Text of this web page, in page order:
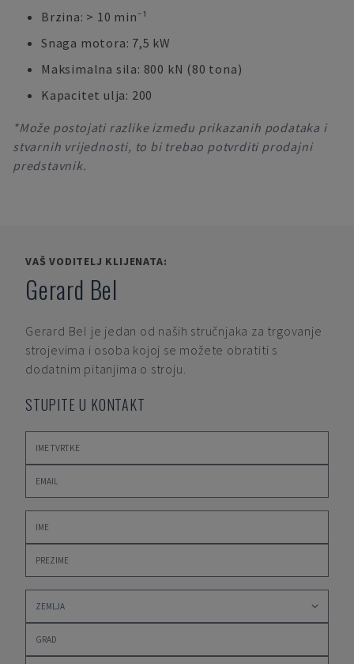
Brzina: > 10 min⁻¹
Snaga motora: 7,5 kW
Maksimalna sila: 800 kN (80 tona)
Kapacitet ulja: 200
*Može postojati razlike između prikazanih podataka i
stvarnih vrijednosti, to bi trebao potvrditi prodajni
predstavnik.
VAŠ VODITELJ KLIJENATA:
Gerard Bel
Gerard Bel je jedan od naših stručnjaka za trgovanje
strojevima i osoba kojoj se možete obratiti s
dodatnim pitanjima o stroju.
STUPITE U KONTAKT